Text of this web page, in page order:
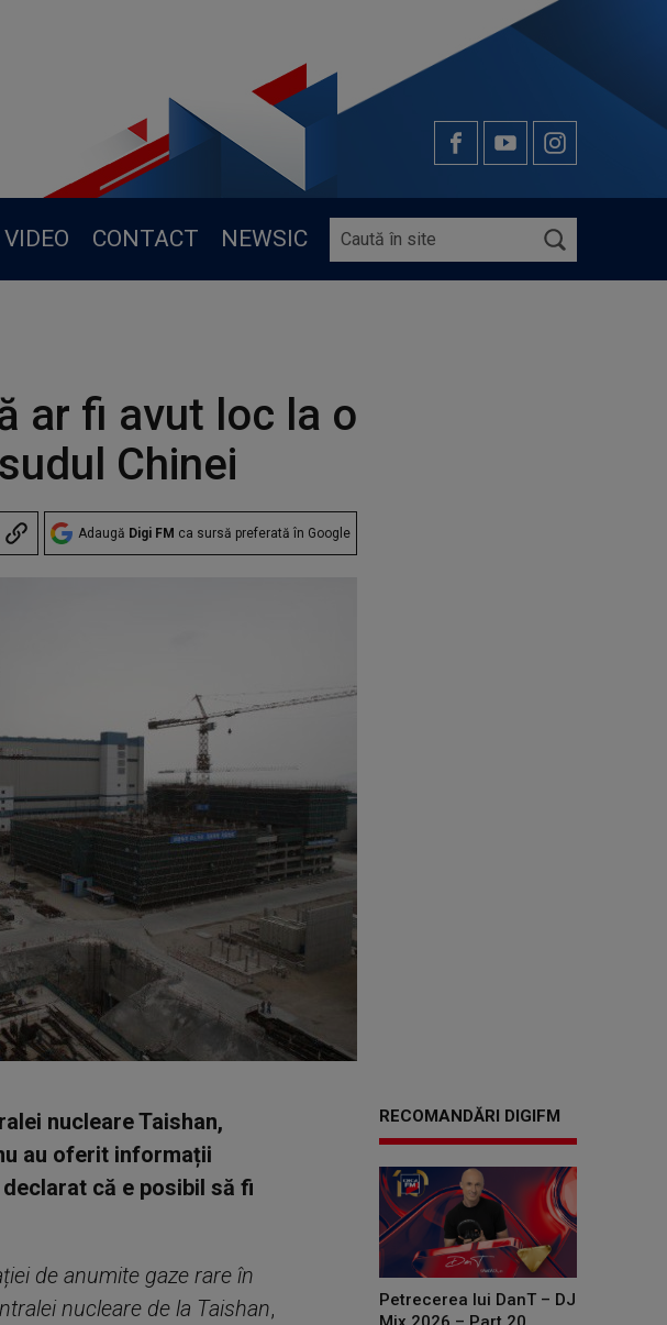
VIDEO CONTACT NEWSIC
ar fi avut loc la o
Chinei
Adaugă Digi FM ca sursă preferată în Google
nucleare Taishan,
au oferit informații
că e posibil să fi
de anumite gaze rare în
nucleare de la Taishan,
RECOMANDĂRI DIGIFM
Petrecerea lui DanT – DJ